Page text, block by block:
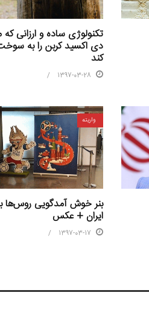
تکنولوژی ساده و ارزانی
دی اکسید کربن را به
کند
1397-03-28
واریته
بنر خوش آمدگویی روس‌ها
ایران + عکس
1397-03-17